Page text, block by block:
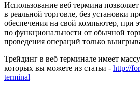
Использование веб термина
в реальной торговле, без установки
обеспечения на свой компьютер, при
по функциональности от обычной
проведения операций только
Трейдинг в веб терминале имеет
которых вы можете из статьи - http://
terminal